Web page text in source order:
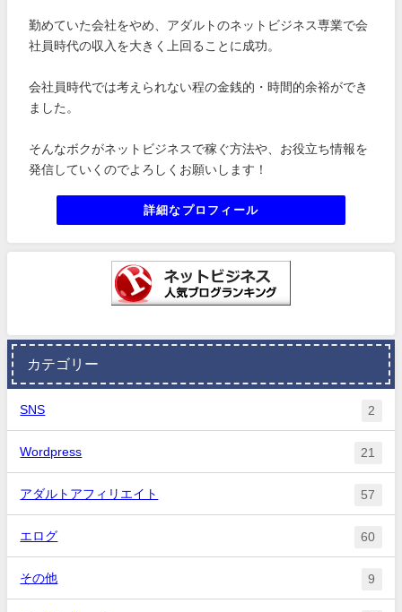
勤めていた会社をやめ、アダルトのネットビジネス専業で会
社員時代の収入を大きく上回ることに成功。
会社員時代では考えられない程の金銭的・時間的余裕ができ
ました。
そんなボクがネットビジネスで稼ぐ方法や、お役立ち情報を
発信していくのでよろしくお願いします！
詳細なプロフィール
カテゴリー
SNS 2
Wordpress 21
アダルトアフィリエイト 57
エログ 60
その他 9